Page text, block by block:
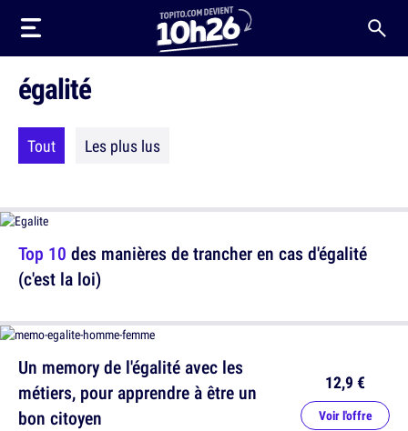
égalité
Tout Les plus lus
Top 10 des manières de trancher en cas d'égalité
(c'est la loi)
Un memory de l'égalité avec les
métiers, pour apprendre à être un
bon citoyen
12,9 €
Voir l'offre